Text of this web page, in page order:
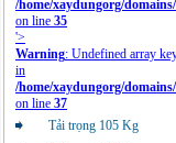
/home/xaydungorg/
on line 35
'>
Warning: Undefined array
in
/home/xaydungorg/
on line 37
Tải trọng 105 Kg